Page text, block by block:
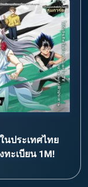
นประเทศไทย
ะเบียน 1M!